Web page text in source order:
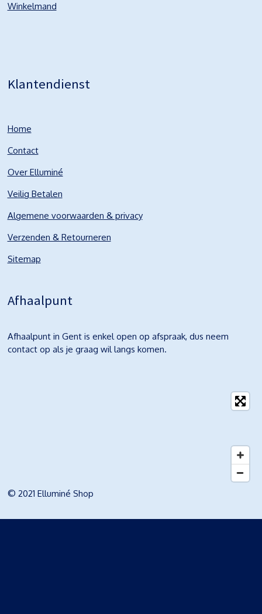
Winkelmand
Klantendienst
Home
Contact
Over Elluminé
Veilig Betalen
Algemene voorwaarden & privacy
Verzenden & Retourneren
Sitemap
Afhaalpunt
Afhaalpunt in Gent is enkel open op afspraak, dus neem
contact op als je graag wil langs komen.
© 2021 Elluminé Shop